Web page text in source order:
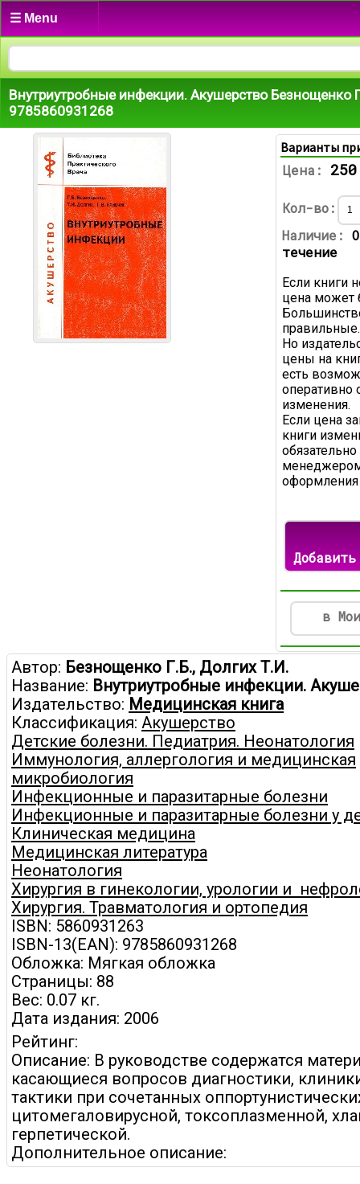
☰ Menu
Внутриутробные инфекции. Акушерство Безнощенко
9785860931268
Варианты
Цена:
Кол-во:
Наличие:
течение
Если книги
цена может
правильные.
Но
цены на
есть
оперативно
изменения.
Если цена
книги
оформления
в
Автор: Безнощенко Г.Б., Долгих Т.И.
Название: Внутриутробные инфекции.
Издательство: Медицинская книга
Классификация: Акушерство
Детские болезни. Педиатрия. Неонатология
Иммунология, аллергология и медицинская
микробиология
Инфекционные и паразитарные болезни
Инфекционные и паразитарные болезни у
Клиническая медицина
Медицинская литература
Неонатология
Хирургия в гинекологии, урологии и
Хирургия. Травматология и ортопедия
ISBN: 5860931263
ISBN-13(EAN): 9785860931268
Обложка: Мягкая обложка
Страницы: 88
Вес: 0.07 кг.
Дата издания: 2006
Рейтинг:
Описание: В руководстве содержатся
касающиеся вопросов диагностики,
тактики при сочетанных
цитомегаловирусной, токсоплазменной,
герпетической.
Дополнительное описание: